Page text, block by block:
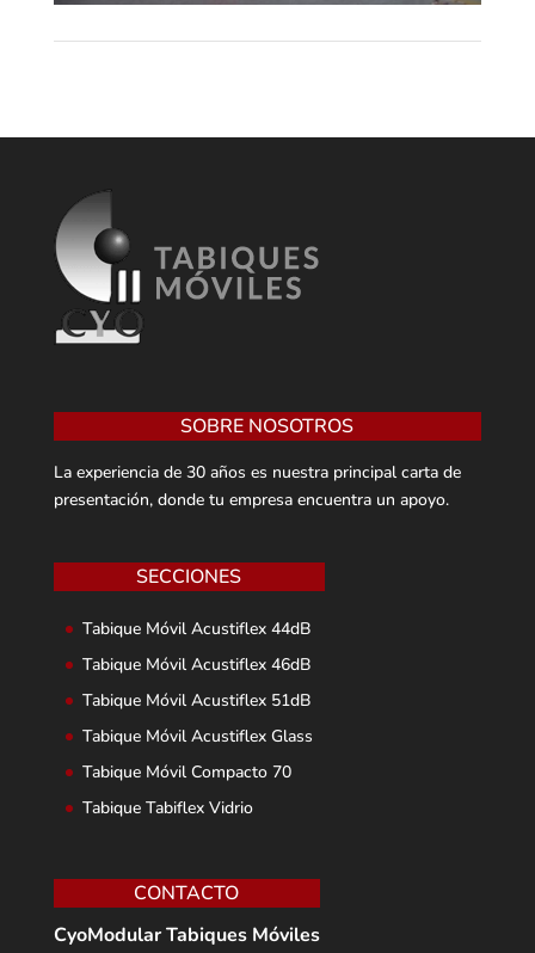
SOBRE NOSOTROS
La experiencia de 30 años es nuestra principal carta de
presentación, donde tu empresa encuentra un apoyo.
SECCIONES
Tabique Móvil Acustiflex 44dB
Tabique Móvil Acustiflex 46dB
Tabique Móvil Acustiflex 51dB
Tabique Móvil Acustiflex Glass
Tabique Móvil Compacto 70
Tabique Tabiflex Vidrio
CONTACTO
CyoModular Tabiques Móviles